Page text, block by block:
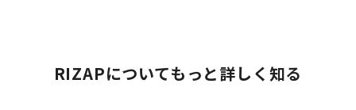
RIZAPについてもっと詳しく知る